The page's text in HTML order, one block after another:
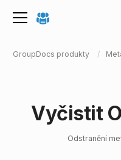
GroupDocs produkty
Vyčistit
Odstranění